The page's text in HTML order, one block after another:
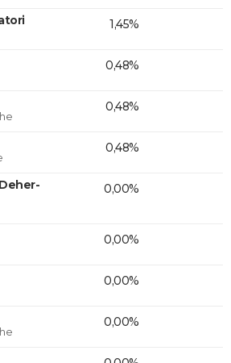
1,45%
0,48%
0,48%
0,48%
0,00%
0,00%
0,00%
0,00%